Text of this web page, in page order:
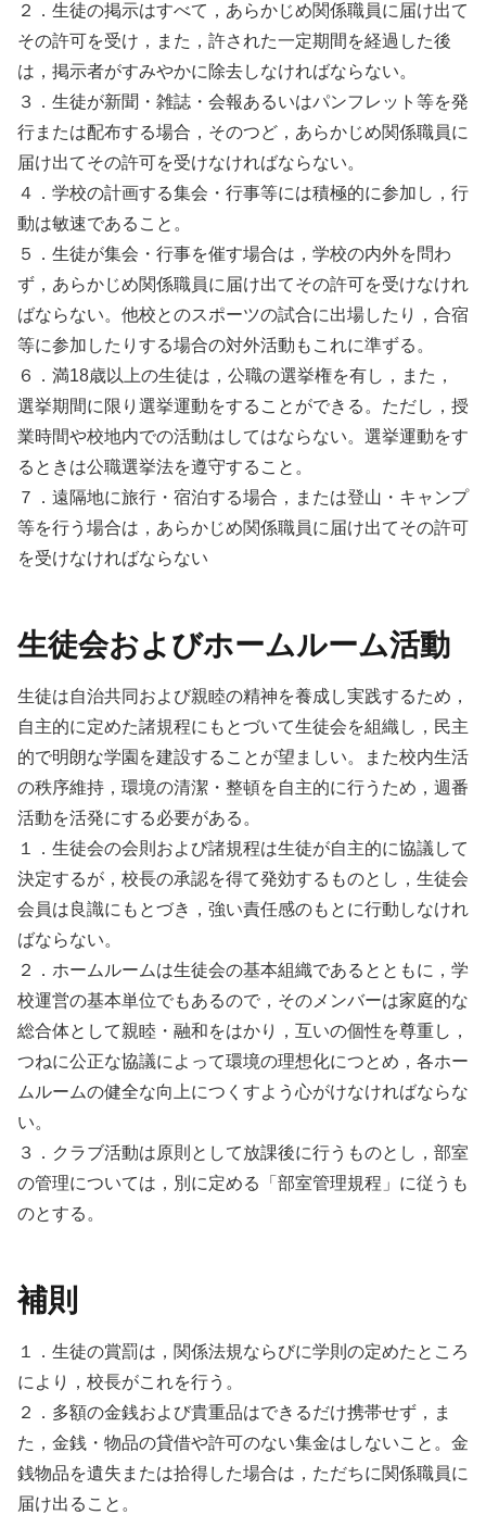
２．生徒の掲示はすべて，あらかじめ関係職員に届け出て
その許可を受け，また，許された一定期間を経過した後
は，掲示者がすみやかに除去しなければならない。
３．生徒が新聞・雑誌・会報あるいはパンフレット等を発
行または配布する場合，そのつど，あらかじめ関係職員に
届け出てその許可を受けなければならない。
４．学校の計画する集会・行事等には積極的に参加し，行
動は敏速であること。
５．生徒が集会・行事を催す場合は，学校の内外を問わ
ず，あらかじめ関係職員に届け出てその許可を受けなけれ
ばならない。他校とのスポーツの試合に出場したり，合宿
等に参加したりする場合の対外活動もこれに準ずる。
６．満18歳以上の生徒は，公職の選挙権を有し，また，
選挙期間に限り選挙運動をすることができる。ただし，授
業時間や校地内での活動はしてはならない。選挙運動をす
るときは公職選挙法を遵守すること。
７．遠隔地に旅行・宿泊する場合，または登山・キャンプ
等を行う場合は，あらかじめ関係職員に届け出てその許可
を受けなければならない
生徒会およびホームルーム活動
生徒は自治共同および親睦の精神を養成し実践するため，
自主的に定めた諸規程にもとづいて生徒会を組織し，民主
的で明朗な学園を建設することが望ましい。また校内生活
の秩序維持，環境の清潔・整頓を自主的に行うため，週番
活動を活発にする必要がある。
１．生徒会の会則および諸規程は生徒が自主的に協議して
決定するが，校長の承認を得て発効するものとし，生徒会
会員は良識にもとづき，強い責任感のもとに行動しなけれ
ばならない。
２．ホームルームは生徒会の基本組織であるとともに，学
校運営の基本単位でもあるので，そのメンバーは家庭的な
総合体として親睦・融和をはかり，互いの個性を尊重し，
つねに公正な協議によって環境の理想化につとめ，各ホー
ムルームの健全な向上につくすよう心がけなければならな
い。
３．クラブ活動は原則として放課後に行うものとし，部室
の管理については，別に定める「部室管理規程」に従うも
のとする。
補則
１．生徒の賞罰は，関係法規ならびに学則の定めたところ
により，校長がこれを行う。
２．多額の金銭および貴重品はできるだけ携帯せず，ま
た，金銭・物品の貸借や許可のない集金はしないこと。金
銭物品を遺失または拾得した場合は，ただちに関係職員に
届け出ること。